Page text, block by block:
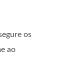
os
ao